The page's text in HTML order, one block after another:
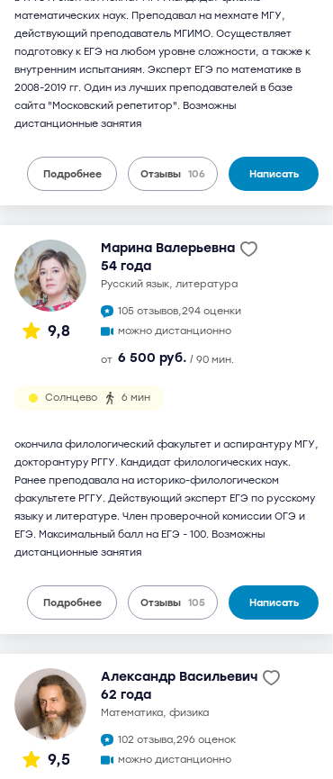
математических наук. Преподавал на мехмате МГУ,
действующий преподаватель МГИМО. Осуществляет
подготовку к ЕГЭ на любом уровне сложности, а также к
внутренним испытаниям. Эксперт ЕГЭ по математике в
2008-2019 гг. Один из лучших преподавателей в базе
сайта "Московский репетитор". Возможны
дистанционные занятия
Подробнее Отзывы 106 Написать
9,8
Марина Валерьевна
54 года
русский язык, литература
105 отзывов,294 оценки
можно дистанционно
от 6 500 руб. / 90 мин.
Солнцево 6 мин
окончила филологический факультет и аспирантуру МГУ,
докторантуру РГГУ. Кандидат филологических наук.
Ранее преподавала на историко-филологическом
факультете РГГУ. Действующий эксперт ЕГЭ по русскому
языку и литературе. Член проверочной комиссии ОГЭ и
ЕГЭ. Максимальный балл на ЕГЭ - 100. Возможны
дистанционные занятия
Подробнее Отзывы 105 Написать
9,5
Александр Васильевич
62 года
математика, физика
102 отзыва,296 оценок
можно дистанционно